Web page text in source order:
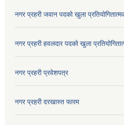
नगर प्रहरी जवान पदको खुला
नगर प्रहरी हवलदार पदको खुला
नगर प्रहरी प्रवेशपत्र
नगर प्रहरी दरखास्त फारम